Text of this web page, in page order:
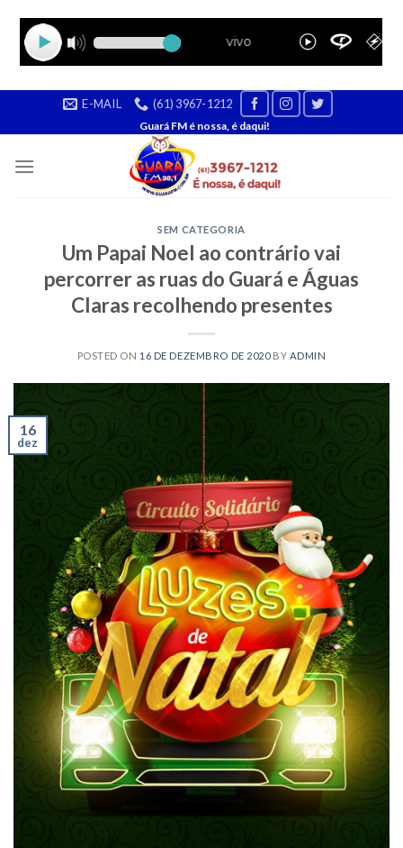
E-MAIL (61) 3967-1212
Guará FM é nossa, é daqui!
SEM CATEGORIA
Um Papai Noel ao contrário vai
percorrer as ruas do Guará e Águas
Claras recolhendo presentes
POSTED ON 16 DE DEZEMBRO DE 2020BY ADMIN
16
dez